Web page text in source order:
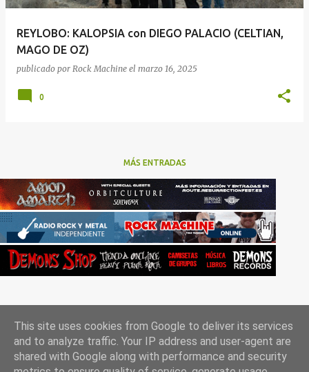
REYLOBO: KALOPSIA con DIEGO PALACIO (CELTIAN,
MAGO DE OZ)
publicado por Rock Machine el marzo 16, 2025
0
MÁS ENTRADAS
This site uses cookies from Google to deliver its services
and to analyze traffic. Your IP address and user-agent are
shared with Google along with performance and security